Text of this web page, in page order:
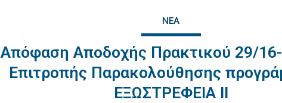
ΝΈΑ
Απόφαση Αποδοχής Πρακτικού 29/
Επιτροπής Παρακολούθησης
ΕΞΩΣΤΡΕΦΕΙΑ ΙΙ